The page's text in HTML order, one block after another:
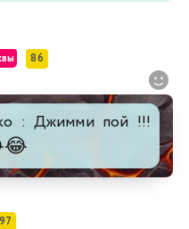
86
: Джимми пой !!!
😂